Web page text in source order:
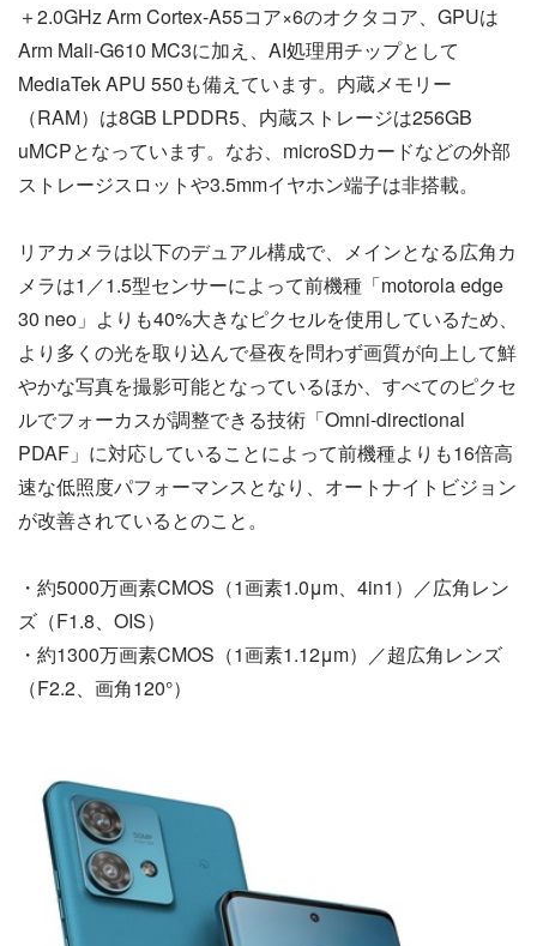
＋2.0GHz Arm Cortex-A55コア×6のオクタコア、GPUは
Arm Mali-G610 MC3に加え、AI処理用チップとして
MediaTek APU 550も備えています。内蔵メモリー
（RAM）は8GB LPDDR5、内蔵ストレージは256GB
uMCPとなっています。なお、microSDカードなどの外部
ストレージスロットや3.5mmイヤホン端子は非搭載。
リアカメラは以下のデュアル構成で、メインとなる広角カ
メラは1／1.5型センサーによって前機種「motorola edge
30 neo」よりも40%大きなピクセルを使用しているため、
より多くの光を取り込んで昼夜を問わず画質が向上して鮮
やかな写真を撮影可能となっているほか、すべてのピクセ
ルでフォーカスが調整できる技術「Omni-directional
PDAF」に対応していることによって前機種よりも16倍高
速な低照度パフォーマンスとなり、オートナイトビジョン
が改善されているとのこと。
・約5000万画素CMOS（1画素1.0μm、4in1）／広角レン
ズ（F1.8、OIS）
・約1300万画素CMOS（1画素1.12μm）／超広角レンズ
（F2.2、画角120°）